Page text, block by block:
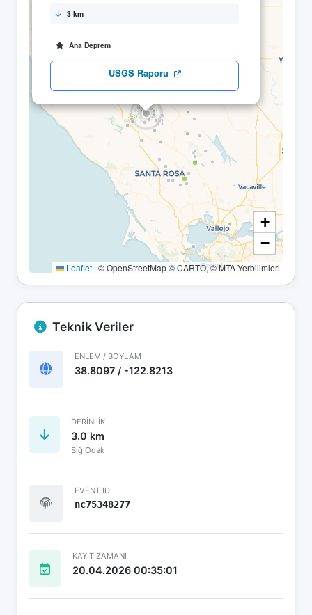
3 km
Ana Deprem
USGS Raporu
+
−
Leaflet | © OpenStreetMap © CARTO, © MTA Yerbilimleri
Teknik Veriler
ENLEM / BOYLAM
38.8097 / -122.8213
DERINLIK
3.0 km
Sığ Odak
EVENT ID
nc75348277
KAYIT ZAMANI
20.04.2026 00:35:01